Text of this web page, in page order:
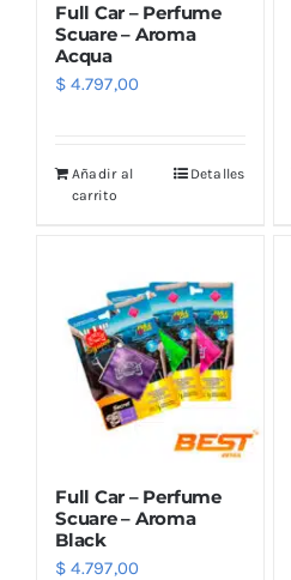
Full Car – Perfume
Scuare – Aroma
Acqua
$ 4.797,00
Añadir al
carrito
Detalles
Full Car – Perfume
Scuare – Aroma
Black
$ 4.797,00